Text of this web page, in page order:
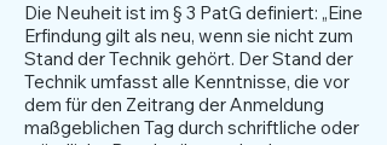
Die Neuheit ist im § 3 PatG definiert: „Eine
Erfindung gilt als neu, wenn sie nicht zum
Stand der Technik gehört. Der Stand der
Technik umfasst alle Kenntnisse, die vor
dem für den Zeitrang der Anmeldung
maßgeblichen Tag durch schriftliche oder